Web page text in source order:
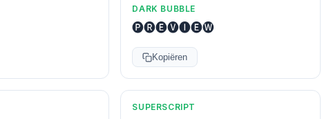
DARK BUBBLE
🅟🅡🅔🅥🅘🅔🅦
Kopiëren
SUPERSCRIPT